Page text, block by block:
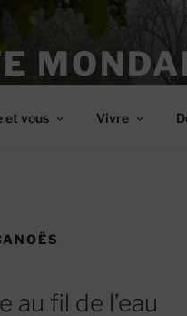
et vous Vivre
au fil de l’eau